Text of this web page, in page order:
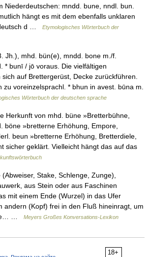
Niederdeutschen: mndd. bune, nndl. bun.
hängt es mit dem ebenfalls unklaren
d …
Etymologisches Wörterbuch der
Jh.), mhd. bün(e), mndd. bone m./f.
* bunī / jō voraus. Die vielfältigen
auf Brettergerüst, Decke zurückführen.
zu voreinzelsprachl. * bhun in avest. būna m.
Wörterbuch der deutschen sprache
Herkunft von mhd. büne »Bretterbühne,
böne »bretterne Erhöhung, Empore,
beun »bretterne Erhöhung, Bretterdiele,
sicher geklärt. Vielleicht hängt das auf das
Stake, Schlenge, Zunge),
aus Stein oder aus Faschinen
mit einem Ende (Wurzel) in das Ufer
andern (Kopf) frei in den Fluß hineinragt, um
…
Meyers Großes Konversations-Lexikon
18+